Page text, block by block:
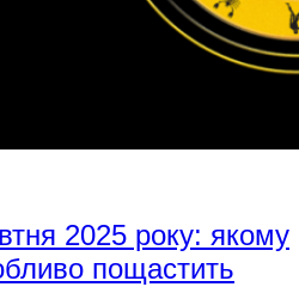
2025 року: якому
пощастить